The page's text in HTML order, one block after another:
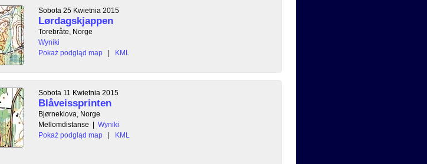
Sobota 25 Kwietnia 2015
Lørdagskjappen
Torebråte, Norge
Wyniki
Pokaż podgląd map
| KML
Sobota 11 Kwietnia 2015
Blåveissprinten
Bjørneklova, Norge
Mellomdistanse | Wyniki
Pokaż podgląd map
| KML